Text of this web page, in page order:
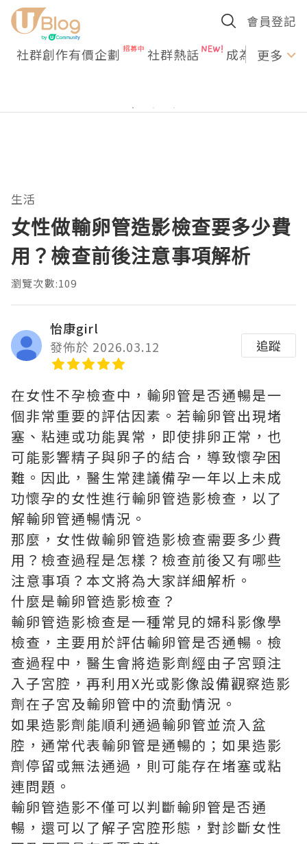
會員登記
社群創作有價企劃 社群熱話 成為U更多
生活
女性做輸卵管造影檢查要多少費
用？檢查前後注意事項解析
瀏覽次數:109
怡康girl
發佈於 2026.03.12
追蹤
在女性不孕檢查中，輸卵管是否通暢是一
個非常重要的評估因素。若輸卵管出現堵
塞、粘連或功能異常，即使排卵正常，也
可能影響精子與卵子的結合，導致懷孕困
難。因此，醫生常建議備孕一年以上未成
功懷孕的女性進行輸卵管造影檢查，以了
解輸卵管通暢情況。
那麼，女性做輸卵管造影檢查需要多少費
用？檢查過程是怎樣？檢查前後又有哪些
注意事項？本文將為大家詳細解析。
什麼是輸卵管造影檢查？
輸卵管造影檢查是一種常見的婦科影像學
檢查，主要用於評估輸卵管是否通暢。檢
查過程中，醫生會將造影劑經由子宮頸注
入子宮腔，再利用X光或影像設備觀察造影
劑在子宮及輸卵管中的流動情況。
如果造影劑能順利通過輸卵管並流入盆
腔，通常代表輸卵管是通暢的；如果造影
劑停留或無法通過，則可能存在堵塞或粘
連問題。
輸卵管造影不僅可以判斷輸卵管是否通
暢，還可以了解子宮腔形態，對診斷女性